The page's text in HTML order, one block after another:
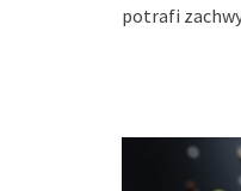
potrafi